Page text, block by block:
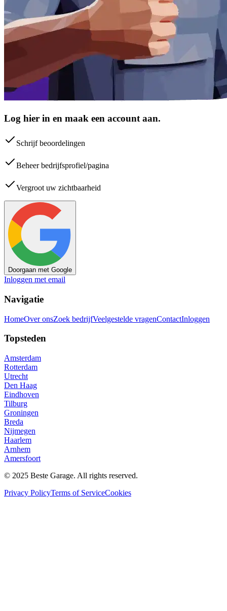
Log hier in en maak een account aan.
Schrijf beoordelingen
Beheer bedrijfsprofiel/pagina
Vergroot uw zichtbaarheid
Doorgaan met Google
Inloggen met email
Navigatie
HomeOver onsZoek bedrijfVeelgestelde vragenContactInloggen
Topsteden
Amsterdam
Rotterdam
Utrecht
Den Haag
Eindhoven
Tilburg
Groningen
Breda
Nijmegen
Haarlem
Arnhem
Amersfoort
© 2025 Beste Garage. All rights reserved.
Privacy PolicyTerms of ServiceCookies